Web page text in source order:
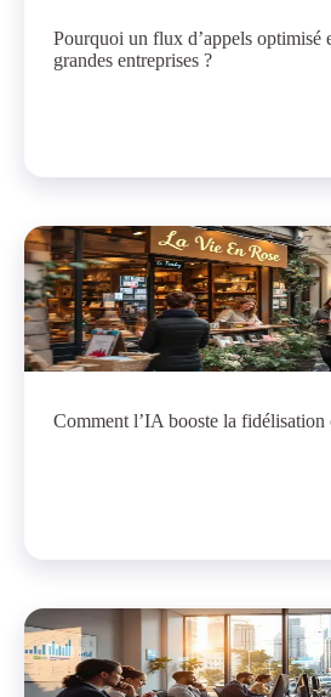
Pourquoi un flux d’appels optimisé
grandes entreprises ?
Comment l’IA booste la fidélisation